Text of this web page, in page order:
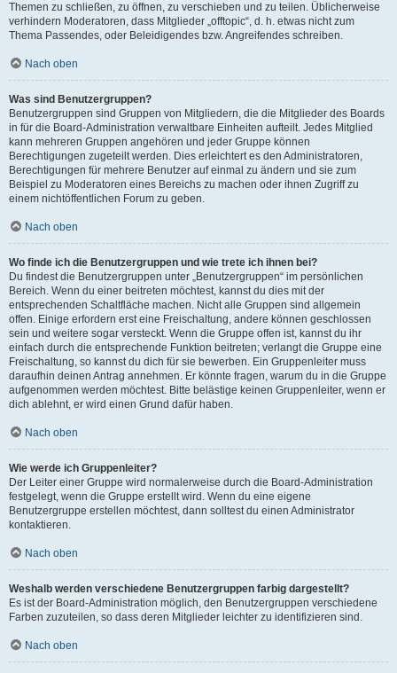
Themen zu schließen, zu öffnen, zu verschieben und zu teilen. Üblicherweise
verhindern Moderatoren, dass Mitglieder „offtopic“, d. h. etwas nicht zum
Thema Passendes, oder Beleidigendes bzw. Angreifendes schreiben.
Nach oben
Was sind Benutzergruppen?
Benutzergruppen sind Gruppen von Mitgliedern, die die Mitglieder des Boards
in für die Board-Administration verwaltbare Einheiten aufteilt. Jedes Mitglied
kann mehreren Gruppen angehören und jeder Gruppe können
Berechtigungen zugeteilt werden. Dies erleichtert es den Administratoren,
Berechtigungen für mehrere Benutzer auf einmal zu ändern und sie zum
Beispiel zu Moderatoren eines Bereichs zu machen oder ihnen Zugriff zu
einem nichtöffentlichen Forum zu geben.
Nach oben
Wo finde ich die Benutzergruppen und wie trete ich ihnen bei?
Du findest die Benutzergruppen unter „Benutzergruppen“ im persönlichen
Bereich. Wenn du einer beitreten möchtest, kannst du dies mit der
entsprechenden Schaltfläche machen. Nicht alle Gruppen sind allgemein
offen. Einige erfordern erst eine Freischaltung, andere können geschlossen
sein und weitere sogar versteckt. Wenn die Gruppe offen ist, kannst du ihr
einfach durch die entsprechende Funktion beitreten; verlangt die Gruppe eine
Freischaltung, so kannst du dich für sie bewerben. Ein Gruppenleiter muss
daraufhin deinen Antrag annehmen. Er könnte fragen, warum du in die Gruppe
aufgenommen werden möchtest. Bitte belästige keinen Gruppenleiter, wenn er
dich ablehnt, er wird einen Grund dafür haben.
Nach oben
Wie werde ich Gruppenleiter?
Der Leiter einer Gruppe wird normalerweise durch die Board-Administration
festgelegt, wenn die Gruppe erstellt wird. Wenn du eine eigene
Benutzergruppe erstellen möchtest, dann solltest du einen Administrator
kontaktieren.
Nach oben
Weshalb werden verschiedene Benutzergruppen farbig dargestellt?
Es ist der Board-Administration möglich, den Benutzergruppen verschiedene
Farben zuzuteilen, so dass deren Mitglieder leichter zu identifizieren sind.
Nach oben